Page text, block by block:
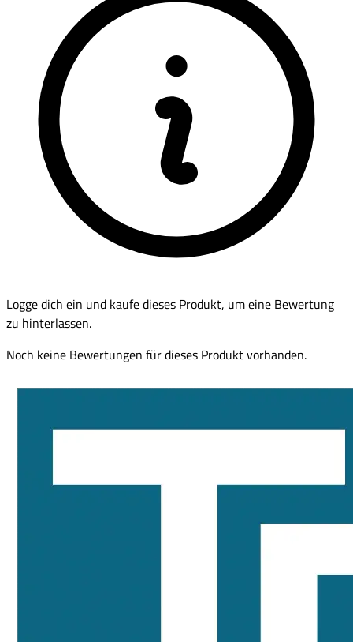
Logge dich ein und kaufe dieses Produkt, um eine Bewertung
zu hinterlassen.
Noch keine Bewertungen für dieses Produkt vorhanden.